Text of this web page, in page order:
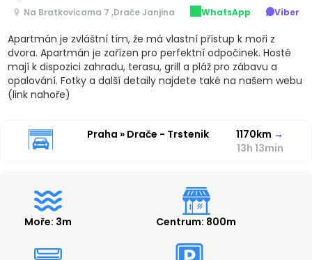
Na Bratkovicama 7 ,Drače Janjina WhatsApp Viber
Apartmán je zvláštní tím, že má vlastní přístup k moři z
dvora. Apartmán je zařízen pro perfektní odpočinek. Hosté
mají k dispozici zahradu, terasu, grill a pláž pro zábavu a
opalování. Fotky a další detaily najdete také na našem webu
(link nahoře)
Praha » Drače - Trstenik 1170km →
13h 13min
Moře: 3m Centrum: 800m